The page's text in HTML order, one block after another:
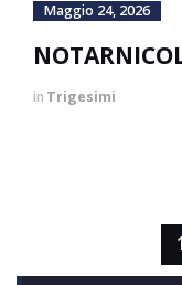
Maggio 24, 2026
in Trigesimi
1